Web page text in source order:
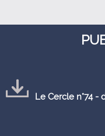
Le Cercle n°74 -